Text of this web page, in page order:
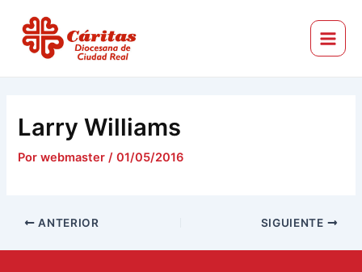
contenido
Menu
Larry Williams
Porwebmaster/01/05/2016
entradas
ANTERIOR SIGUIENTE